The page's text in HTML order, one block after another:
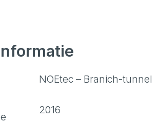
NOEtec – Branich-tunnel
2016